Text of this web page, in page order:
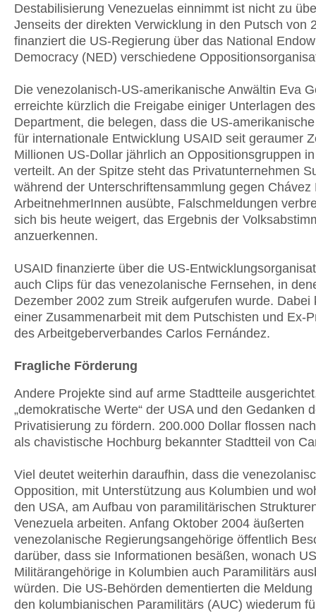
Destabilisierung Venezuelas einnimmt ist nicht zu
Jenseits der direkten Verwicklung in den Putsch von
finanziert die US-Regierung über das National
Democracy (NED) verschiedene
Die venezolanisch-US-amerikanische Anwältin Eva
erreichte kürzlich die Freigabe einiger Unterlagen
Department, die belegen, dass die US-
für internationale Entwicklung USAID seit geraumer
Millionen US-Dollar jährlich an Oppositionsgruppen
verteilt. An der Spitze steht das Privatunternehmen
während der Unterschriftensammlung gegen Chávez
ArbeitnehmerInnen ausübte, Falschmeldungen
sich bis heute weigert, das Ergebnis der
anzuerkennen.
USAID finanzierte über die US-
auch Clips für das venezolanische Fernsehen, in
Dezember 2002 zum Streik aufgerufen wurde. Dabei
einer Zusammenarbeit mit dem Putschisten und Ex-
des Arbeitgeberverbandes Carlos Fernández.
Fragliche Förderung
Andere Projekte sind auf arme Stadtteile
„demokratische Werte“ der USA und den Gedanken
Privatisierung zu fördern. 200.000 Dollar flossen
als chavistische Hochburg bekannter Stadtteil von
Viel deutet weiterhin daraufhin, dass die
Opposition, mit Unterstützung aus Kolumbien und
den USA, am Aufbau von paramilitärischen
Venezuela arbeiten. Anfang Oktober 2004 äußerten
venezolanische Regierungsangehörige öffentlich
darüber, dass sie Informationen besäßen, wonach
Militärangehörige in Kolumbien auch Paramilitärs
würden. Die US-Behörden dementierten die Meldung
den kolumbianischen Paramilitärs (AUC) wiederum